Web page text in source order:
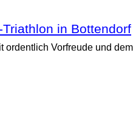
in Bottendorf
Vorfreude und